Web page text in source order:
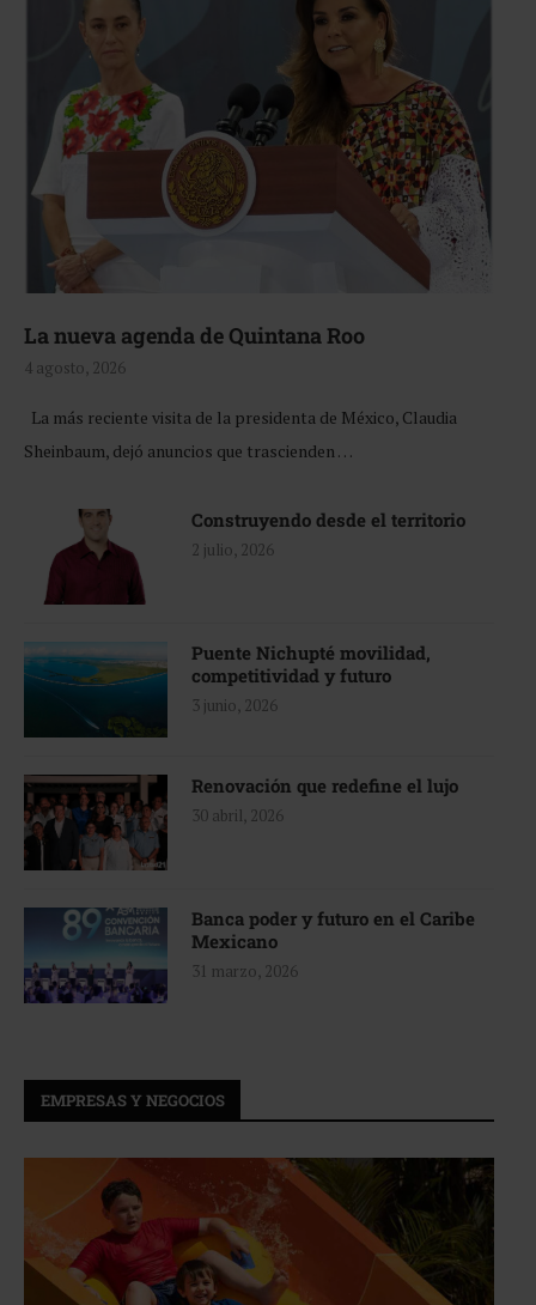
La nueva agenda de Quintana Roo
4 agosto, 2026
La más reciente visita de la presidenta de México, Claudia
Sheinbaum, dejó anuncios que trascienden …
Construyendo desde el territorio
2 julio, 2026
Puente Nichupté movilidad,
competitividad y futuro
3 junio, 2026
Renovación que redefine el lujo
30 abril, 2026
Banca poder y futuro en el Caribe
Mexicano
31 marzo, 2026
EMPRESAS Y NEGOCIOS